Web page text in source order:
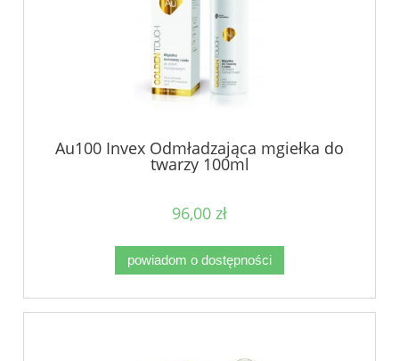
Au100 Invex Odmładzająca mgiełka do
twarzy 100ml
96,00 zł
powiadom o dostępności